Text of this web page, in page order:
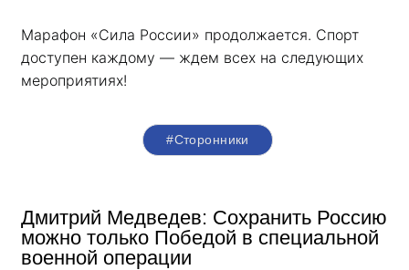
Марафон «Сила России» продолжается. Спорт
доступен каждому — ждем всех на следующих
мероприятиях!
#Сторонники
Дмитрий Медведев: Сохранить Россию
можно только Победой в специальной
военной операции